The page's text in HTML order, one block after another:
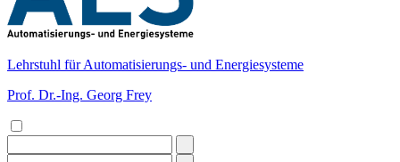
Lehrstuhl für Automatisierungs- und Energiesysteme
Prof. Dr.-Ing. Georg Frey